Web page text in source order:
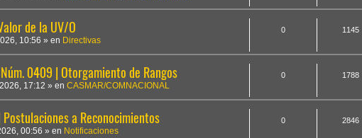
de la UV/O
10:56 » en Directivas
0 1145
Núm. 0409 | Otorgamiento de Rangos
17:12 » en CASMAR/COMNACIONAL
0 1788
a Reconocimientos
00:56 » en Notificaciones
0 2846